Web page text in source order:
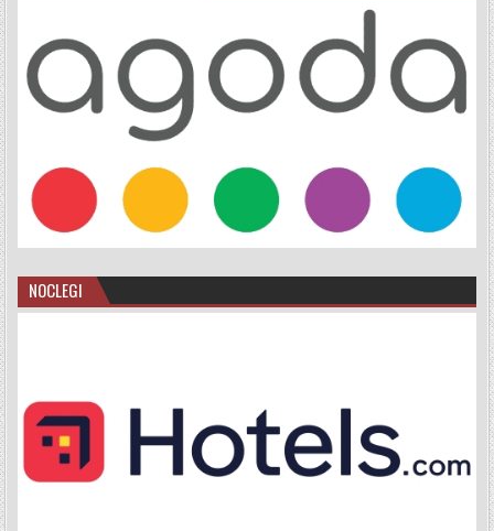
NOCLEGI